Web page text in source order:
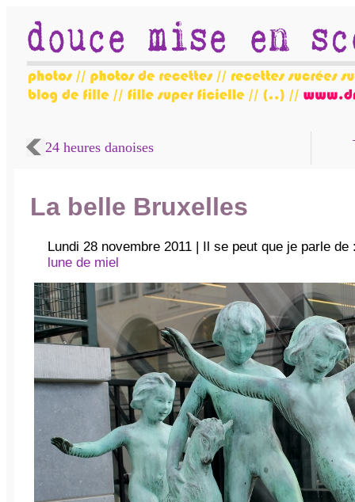
24 heures danoises
La belle Bruxelles
Lundi 28 novembre 2011 | Il se peut que je parle
lune de miel